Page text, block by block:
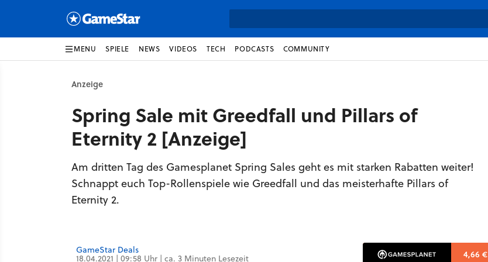
MENU SPIELE NEWS VIDEOS TECH PODCASTS COMMUNITY
Anzeige
Spring Sale mit Greedfall und Pillars of
Eternity 2 [Anzeige]
Am dritten Tag des Gamesplanet Spring Sales geht es mit starken Rabatten weiter!
Schnappt euch Top-Rollenspiele wie Greedfall und das meisterhafte Pillars of
Eternity 2.
GameStar Deals
18.04.2021 | 09:58 Uhr | ca. 3 Minuten Lesezeit 4,66 €